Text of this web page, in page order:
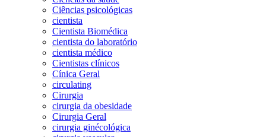
Ciências psicológicas
cientista
Cientista Biomédica
cientista do laboratório
cientista médico
Cientistas clínicos
Cínica Geral
circulating
Cirurgia
cirurgia da obesidade
Cirurgia Geral
cirurgia ginécológica